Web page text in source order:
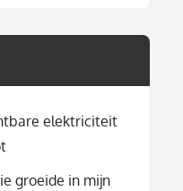
elektriciteit
groeide in mijn